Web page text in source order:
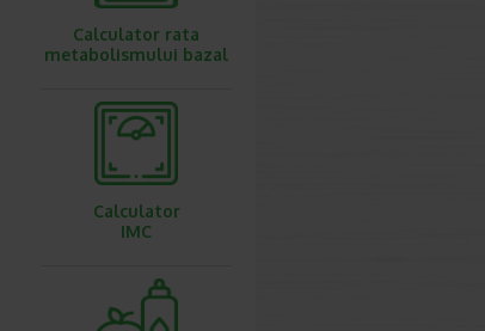
Calculator rata
metabolismului bazal
Calculator
IMC